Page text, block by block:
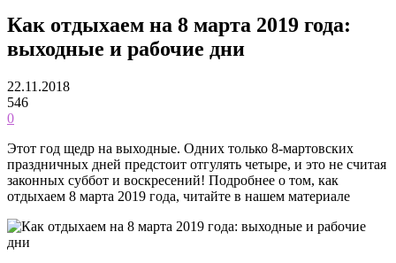
Как отдыхаем на 8 марта 2019 года:
выходные и рабочие дни
22.11.2018
546
0
Этот год щедр на выходные. Одних только 8-мартовских
праздничных дней предстоит отгулять четыре, и это не считая
законных суббот и воскресений! Подробнее о том, как
отдыхаем 8 марта 2019 года, читайте в нашем материале